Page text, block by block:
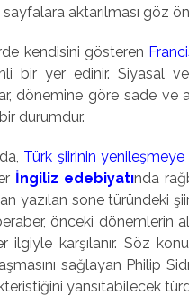
aktarılması göz
kendisini gösteren
bir yer edinir. Siyasal
dönemine göre sade ve
durumdur.
Türk şiirinin yenileşmeye
İngiliz edebiyatında
yazılan sone türündeki
önceki dönemlerin
ilgiyle karşılanır. Söz
sağlayan Philip
yansıtabilecek